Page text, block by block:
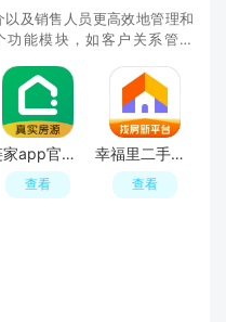
及销售人员更高效地管理和
能模块，如客户关系管理
链家app官方版
查看
幸福里二手房app手机版
查看